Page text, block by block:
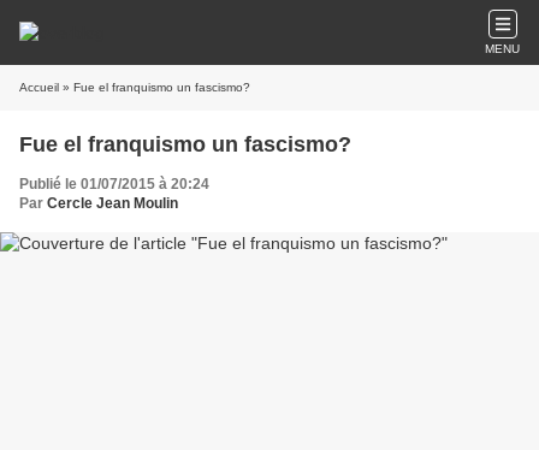
MENU
Accueil » Fue el franquismo un fascismo?
Fue el franquismo un fascismo?
Publié le 01/07/2015 à 20:24
Par Cercle Jean Moulin